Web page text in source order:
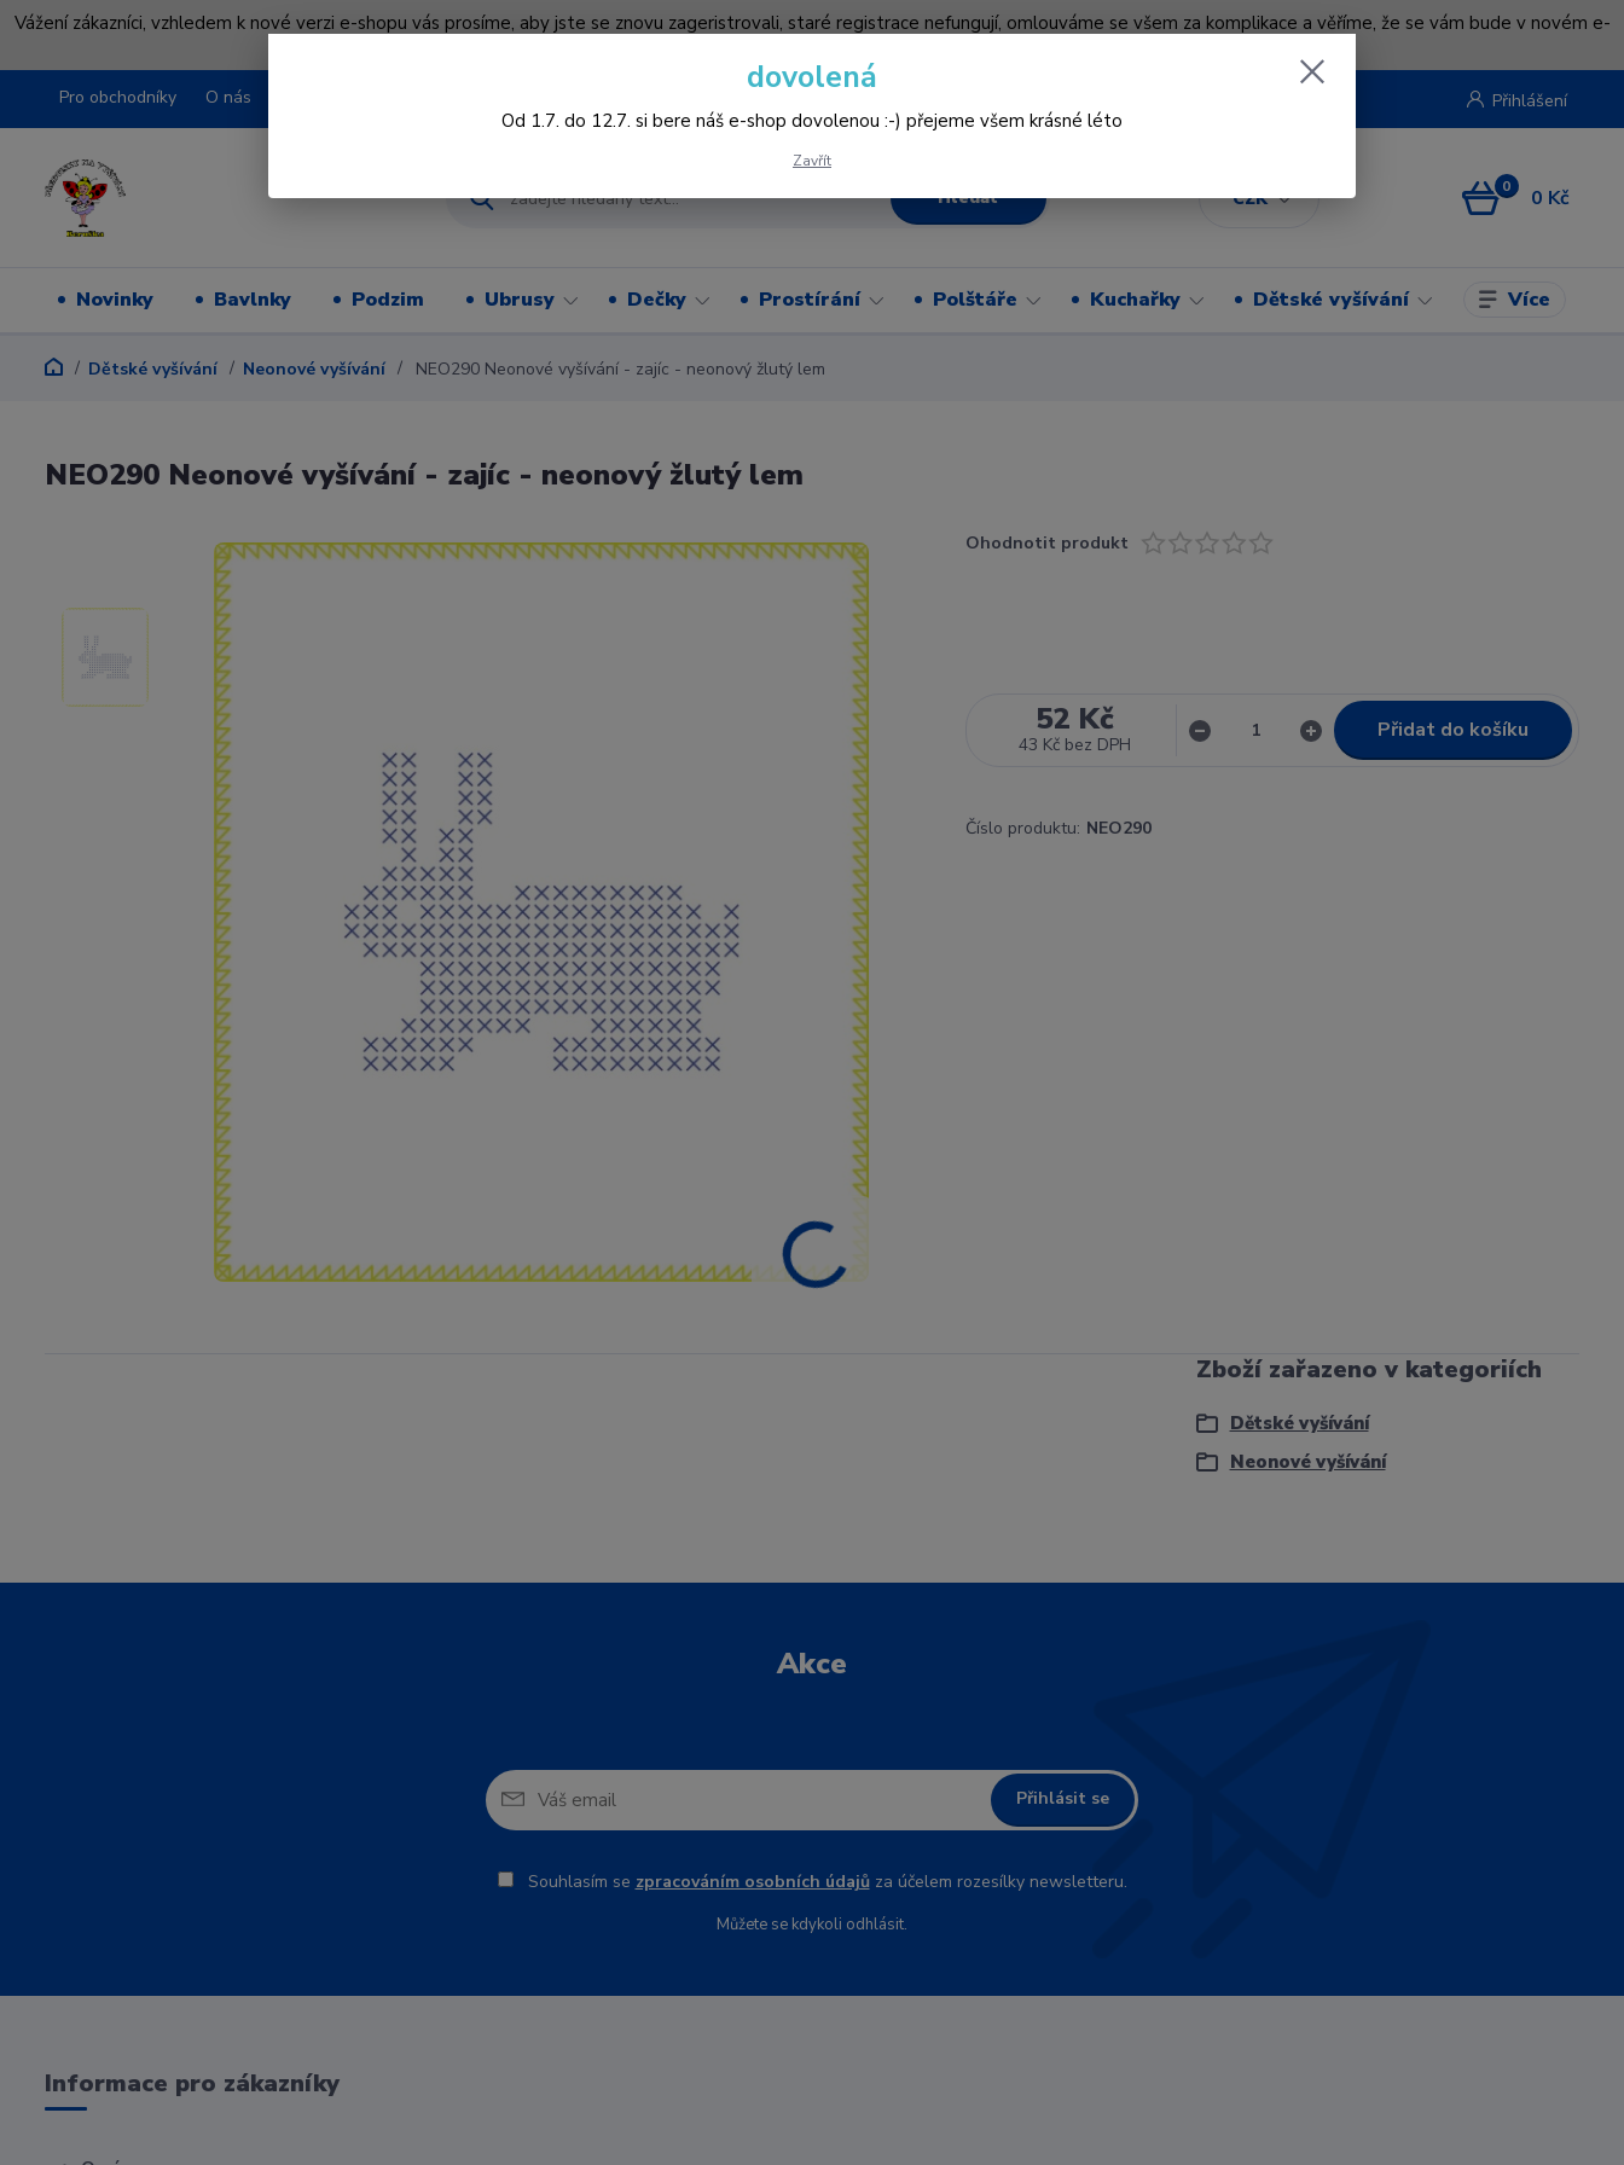
Vážení zákazníci, vzhledem k nové verzi e-shopu vás prosíme, aby jste se znovu zageristrovali, staré registrace nefungují, omlouváme se všem za komplikace a věříme, že se vám bude v novém e-
Pro obchodníky O nás
CZK
Přihlášení
Hledat 0 0 Kč
Novinky Bavlnky Podzim Ubrusy Dečky Prostírání Polštáře Kuchařky Dětské vyšívání Více
Dětské vyšívání Neonové vyšívání NEO290 Neonové vyšívání - zajíc - neonový žlutý lem
NEO290 Neonové vyšívání - zajíc - neonový žlutý lem
Ohodnotit produkt
52 Kč
43 Kč bez DPH
Přidat do košíku
Číslo produktu: NEO290
Zboží zařazeno v kategoriích
Dětské vyšívání
Neonové vyšívání
Akce
Přihlásit se
Souhlasím se zpracováním osobních údajůza účelem rozesílky newsletteru.
Můžete se kdykoli odhlásit.
Informace pro zákazníky
dovolená
Od 1.7. do 12.7. si bere náš e-shop dovolenou :-) přejeme všem krásné léto
Zavřít